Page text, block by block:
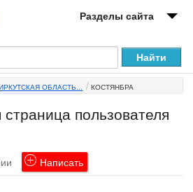
Разделы сайта
ОБЛАСТЬ... КОСТЯНБРА
пользователя
Написать